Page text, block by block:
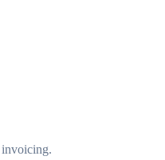
invoicing.